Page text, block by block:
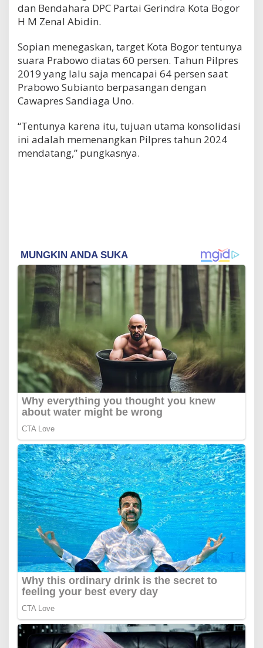
dan Bendahara DPC Partai Gerindra Kota Bogor
H M Zenal Abidin.
Sopian menegaskan, target Kota Bogor tentunya
suara Prabowo diatas 60 persen. Tahun Pilpres
2019 yang lalu saja mencapai 64 persen saat
Prabowo Subianto berpasangan dengan
Cawapres Sandiaga Uno.
“Tentunya karena itu, tujuan utama konsolidasi
ini adalah memenangkan Pilpres tahun 2024
mendatang,” pungkasnya.